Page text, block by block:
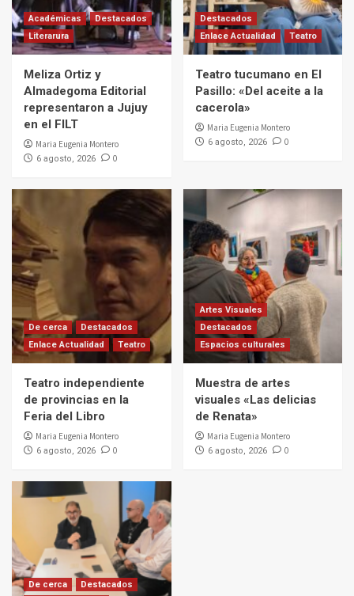
Académicas
Destacados
Literarura
Meliza Ortiz y
Almadegoma Editorial
representaron a Jujuy
en el FILT
Maria Eugenia Montero
6 agosto, 2026 0
Destacados
Enlace Actualidad
Teatro
Teatro tucumano en El
Pasillo: «Del aceite a la
cacerola»
Maria Eugenia Montero
6 agosto, 2026 0
De cerca
Destacados
Enlace Actualidad
Teatro
Teatro independiente
de provincias en la
Feria del Libro
Maria Eugenia Montero
6 agosto, 2026 0
Artes Visuales
Destacados
Espacios culturales
Muestra de artes
visuales «Las delicias
de Renata»
Maria Eugenia Montero
6 agosto, 2026 0
De cerca Destacados